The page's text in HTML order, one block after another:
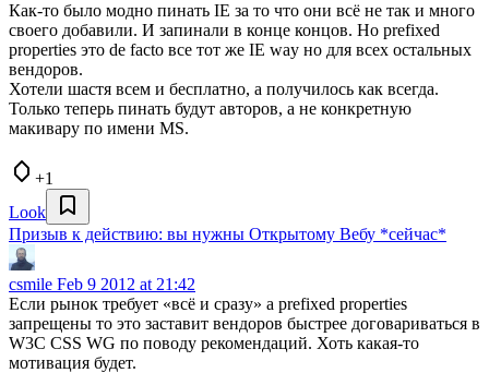
Как-то было модно пинать IE за то что они всё не так и много
своего добавили. И запинали в конце концов. Но prefixed
properties это de facto все тот же IE way но для всех остальных
вендоров.
Хотели шастя всем и бесплатно, а получилось как всегда.
Только теперь пинать будут авторов, а не конкретную
макивару по имени MS.
+1
Look
Призыв к действию: вы нужны Открытому Вебу *сейчас*
csmile Feb 9 2012 at 21:42
Если рынок требует «всё и сразу» а prefixed properties
запрещены то это заставит вендоров быстрее договариваться в
W3C CSS WG по поводу рекомендаций. Хоть какая-то
мотивация будет.